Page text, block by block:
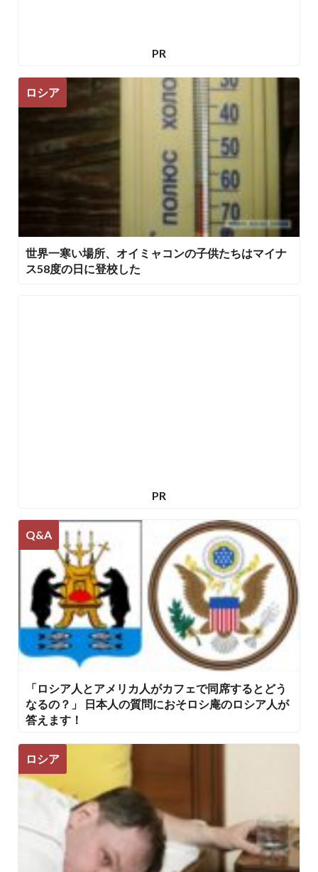
PR
ロシア
世界一寒い場所、オイミャコンの子供たちはマイナ
ス58度の日に登校した
PR
Q&A
「ロシア人とアメリカ人がカフェで同席するとどう
なるの？」 日本人の質問におそロシ庵のロシア人が
答えます！
ロシア